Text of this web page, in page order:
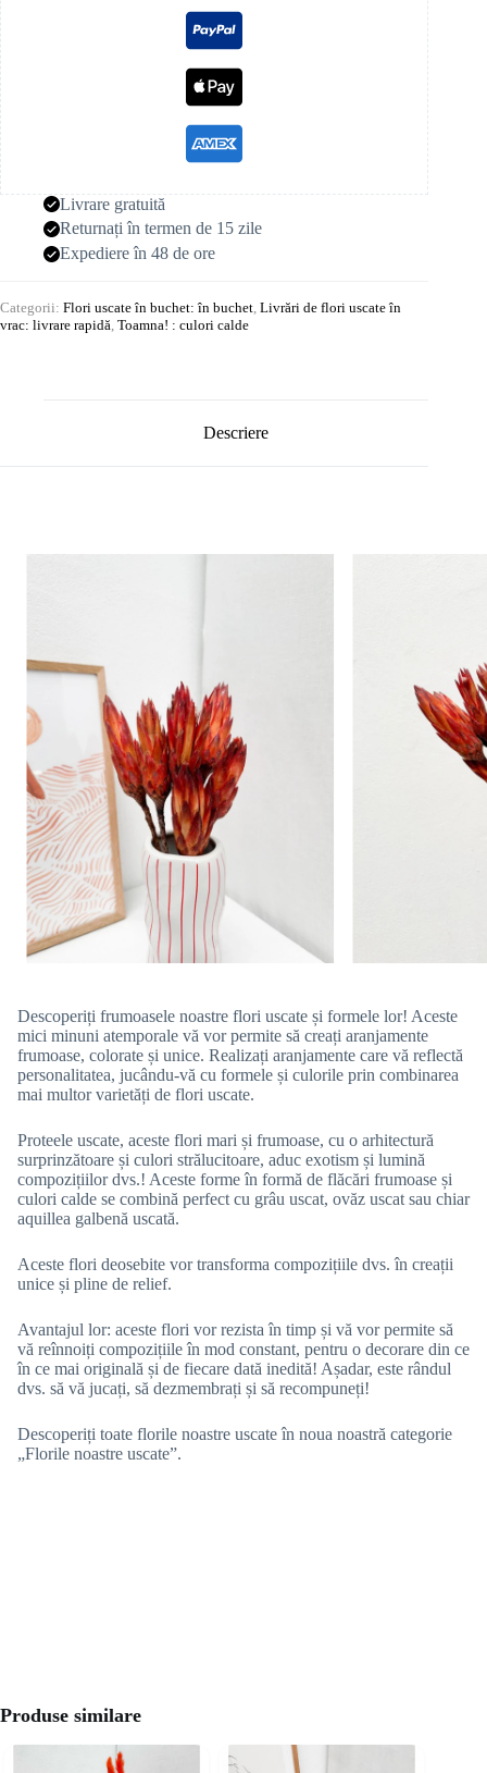
Livrare gratuită
Returnați în termen de 15 zile
Expediere în 48 de ore
Categorii: Flori uscate în buchet: în buchet, Livrări de flori uscate în
vrac: livrare rapidă, Toamna! : culori calde
Descriere
Descoperiți frumoasele noastre flori uscate și formele lor! Aceste
mici minuni atemporale vă vor permite să creați aranjamente
frumoase, colorate și unice. Realizați aranjamente care vă reflectă
personalitatea, jucându-vă cu formele și culorile prin combinarea
mai multor varietăți de flori uscate.
Proteele uscate, aceste flori mari și frumoase, cu o arhitectură
surprinzătoare și culori strălucitoare, aduc exotism și lumină
compozițiilor dvs.! Aceste forme în formă de flăcări frumoase și
culori calde se combină perfect cu grâu uscat, ovăz uscat sau chiar
aquillea galbenă uscată.
Aceste flori deosebite vor transforma compozițiile dvs. în creații
unice și pline de relief.
Avantajul lor: aceste flori vor rezista în timp și vă vor permite să
vă reînnoiți compozițiile în mod constant, pentru o decorare din ce
în ce mai originală și de fiecare dată inedită! Așadar, este rândul
dvs. să vă jucați, să dezmembrați și să recompuneți!
Descoperiți toate florile noastre uscate în noua noastră categorie
„Florile noastre uscate”.
Produse similare